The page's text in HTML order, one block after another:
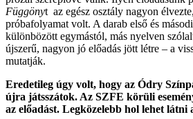
Függönyt az egész osztály nagyon
próbafolyamat volt. A darab első és
különbözött egymástól, más nyelven
újszerű, nagyon jó előadás jött létre – a
mutatják.
Eredetileg úgy volt, hogy az Ódry
újra játsszátok. Az SZFE körüli
az előadást. Legközelebb hol lehet látni